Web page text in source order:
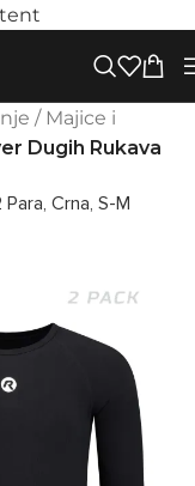
/ Majice i
Dugih Rukava
Crna, S-M